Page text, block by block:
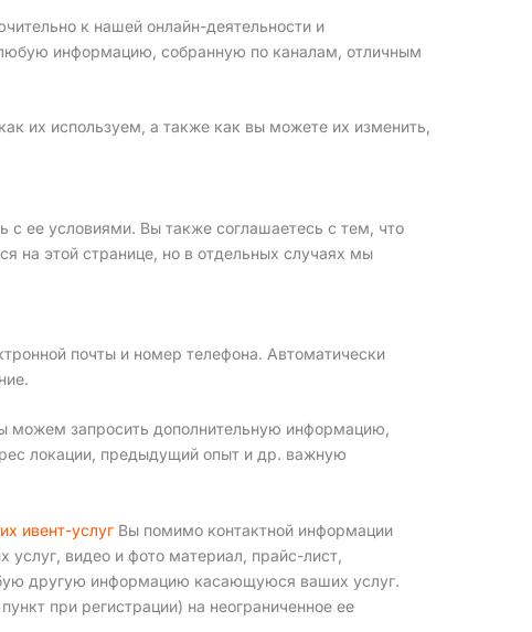
к нашей онлайн-деятельности и
любую информацию, собранную по каналам, отличным
их используем, а также как вы можете их изменить,
ее условиями. Вы также соглашаетесь с тем, что
на этой странице, но в отдельных случаях мы
почты и номер телефона. Автоматически
можем запросить дополнительную информацию,
локации, предыдущий опыт и др. важную
ивент-услуг Вы помимо контактной информации
видео и фото материал, прайс-лист,
другую информацию касающуюся ваших услуг.
при регистрации) на неограниченное ее